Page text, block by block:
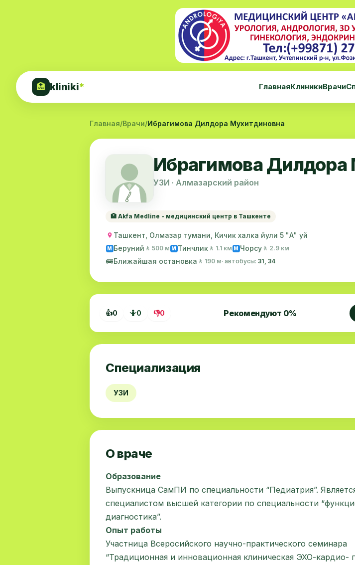
🏥 kliniki* ГлавнаяКлиникиВрачи
Главная/Врачи/Ибрагимова Дилдора Мухитдиновна
Ибрагимова Дилдора
УЗИ · Алмазарский район
🏥 Akfa Medline - медицинский центр в Ташкенте
Ташкент, Олмазар тумани, Кичик халка йули 5 "А" уй
M Беруний 🚶 500 м M Тинчлик 🚶 1.1 км M Чорсу 🚶 2.9 км
🚌Ближайшая остановка 🚶 190 м· автобусы: 31, 34
👍0 🤷0 👎0 Рекомендуют 0%
Специализация
УЗИ
О враче
Образование
Выпускница СамПИ по специальности “Педиатрия”.
специалистом высшей категории по специальности
диагностика”.
Опыт работы
Участница Всеросийского научно-практического семинара
“Традиционная и инновационная клиническая ЭХО-кардио-